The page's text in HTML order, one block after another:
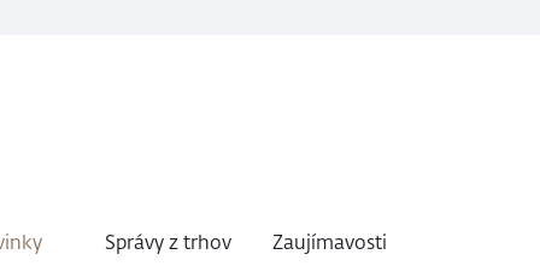
Správy z trhov Zaujímavosti